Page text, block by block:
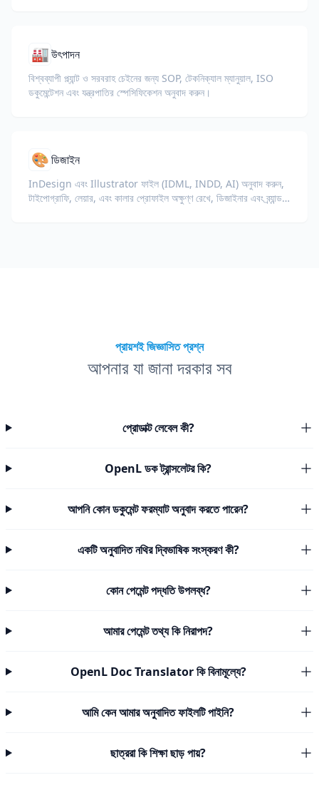
🏭উৎপাদন
বিশ্বব্যাপী প্ল্যান্ট ও সরবরাহ চেইনের জন্য SOP, টেকনিক্যাল ম্যানুয়াল, ISO
ডকুমেন্টেশন এবং যন্ত্রপাতির স্পেসিফিকেশন অনুবাদ করুন।
🎨ডিজাইন
InDesign এবং Illustrator ফাইল (IDML, INDD, AI) অনুবাদ করুন,
টাইপোগ্রাফি, লেয়ার, এবং কালার প্রোফাইল অক্ষুণ্ণ রেখে, ডিজাইনার এবং ব্র্যান্ড
প্রায়শই জিজ্ঞাসিত প্রশ্ন
আপনার যা জানা দরকার সব
প্রোডাক্ট লেবেল কী?
OpenL ডক ট্রান্সলেটর কি?
আপনি কোন ডকুমেন্ট ফরম্যাট অনুবাদ করতে পারেন?
একটি অনুবাদিত নথির দ্বিভাষিক সংস্করণ কী?
কোন পেমেন্ট পদ্ধতি উপলব্ধ?
আমার পেমেন্ট তথ্য কি নিরাপদ?
OpenL Doc Translator কি বিনামূল্যে?
আমি কেন আমার অনুবাদিত ফাইলটি পাইনি?
ছাত্ররা কি শিক্ষা ছাড় পায়?